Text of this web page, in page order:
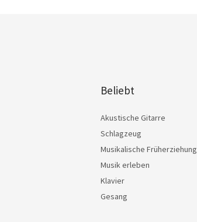
Beliebt
Akustische Gitarre
Schlagzeug
Musikalische Früherziehung
Musik erleben
Klavier
Gesang